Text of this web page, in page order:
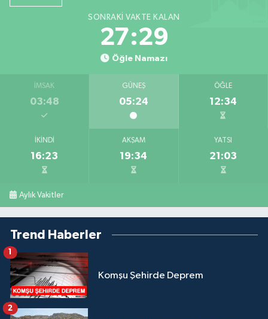
SONRAKI VAKTE KALAN
27:29
Öğle Namazı
İMSAK
03:48
GÜNEŞ
05:24
ÖĞLE
12:34
İKINDI
16:23
AKŞAM
19:34
YATSI
21:03
Aylık Vakitler
Trend Haberler
Komşu Şehirde Deprem
2